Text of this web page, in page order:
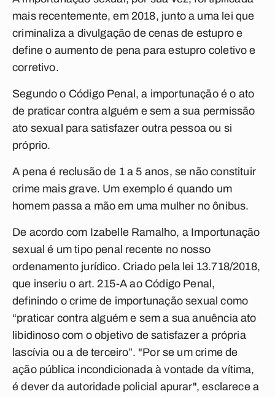
mais recentemente, em 2018, junto a uma lei que
criminaliza a divulgação de cenas de estupro e
define o aumento de pena para estupro coletivo e
corretivo.
Segundo o Código Penal, a importunação é o ato
de praticar contra alguém e sem a sua permissão
ato sexual para satisfazer outra pessoa ou si
próprio.
A pena é reclusão de 1 a 5 anos, se não constituir
crime mais grave. Um exemplo é quando um
homem passa a mão em uma mulher no ônibus.
De acordo com Izabelle Ramalho, a Importunação
sexual é um tipo penal recente no nosso
ordenamento jurídico. Criado pela lei 13.718/2018,
que inseriu o art. 215-A ao Código Penal,
definindo o crime de importunação sexual como
“praticar contra alguém e sem a sua anuência ato
libidinoso com o objetivo de satisfazer a própria
lascívia ou a de terceiro”. "Por se um crime de
ação pública incondicionada à vontade da vítima,
é dever da autoridade policial apurar", esclarece a